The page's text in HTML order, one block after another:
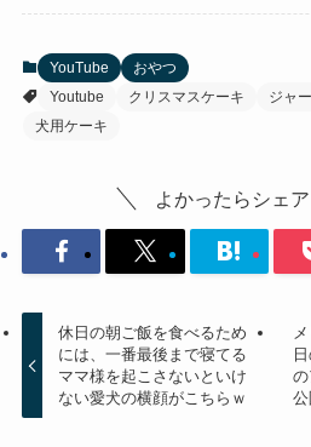
YouTube
おやつ
Youtube
クリスマスケーキ
ジャ
犬用ケーキ
よかったらシェア
休日の朝ご飯を食べるため
には、一番最後まで寝てる
ママ様を起こさないといけ
ない愛犬の横顔がこちらｗ
公